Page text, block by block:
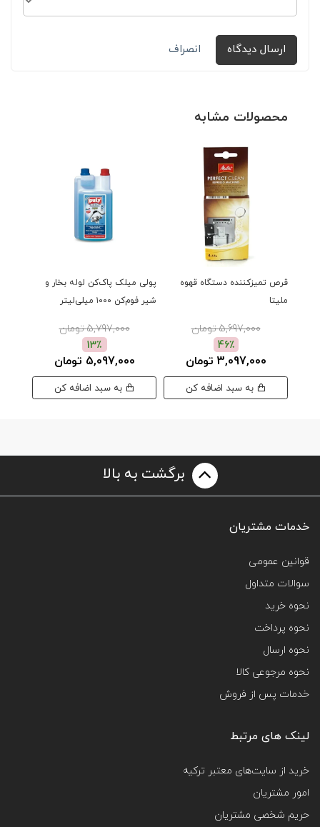
ارسال دیدگاه انصراف
محصولات مشابه
قرص تمیزکننده دستگاه قهوه
ملیتا
5,697,000 تومان
46٪
3,097,000 تومان
پولی میلک پاک‌کن لوله بخار و
شیر فوم‌کن ۱۰۰۰ میلی‌لیتر
5,797,000 تومان
13٪
5,097,000 تومان
برگشت به بالا
خدمات مشتریان
قوانین عمومی
سوالات متداول
نحوه خرید
نحوه پرداخت
نحوه ارسال
نحوه مرجوعی کالا
خدمات پس از فروش
لینک های مرتبط
خرید از سایت‌های معتبر ترکیه
امور مشتریان
حریم شخصی مشتریان